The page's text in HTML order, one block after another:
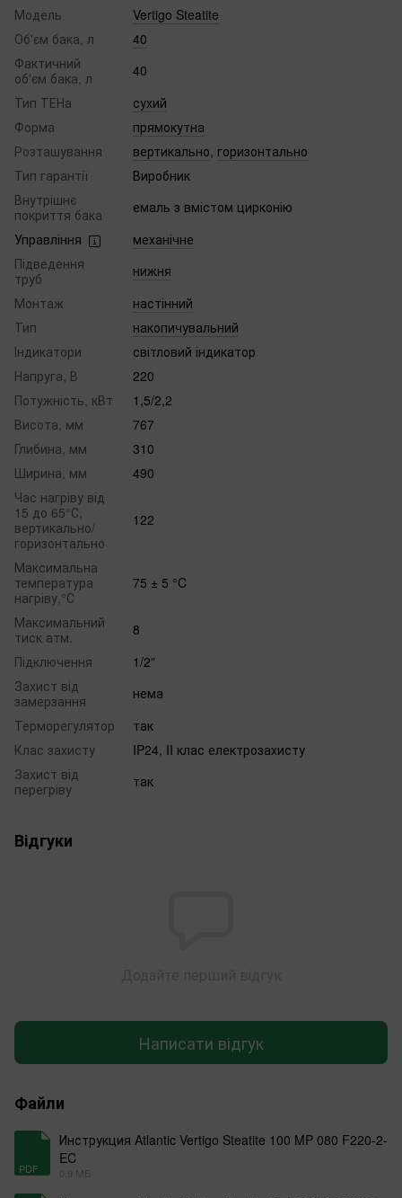
Модель
Vertigo Steatite
Об'єм бака, л
40
Фактичний
об'єм бака, л
40
Тип ТЕНа
сухий
Форма
прямокутна
Розташування
вертикально, горизонтально
Тип гарантії
Виробник
Внутрішнє
покриття бака
емаль з вмістом цирконію
Управління
механічне
Підведення
труб
нижня
Монтаж
настінний
Тип
накопичувальний
Індикатори
світловий індикатор
Напруга, В
220
Потужність, кВт
1,5/2,2
Висота, мм
767
Глибина, мм
310
Ширина, мм
490
Час нагріву від
15 до 65°С,
вертикально/
горизонтально
122
Максимальна
температура
нагріву,°С
75 ± 5 °C
Максимальний
тиск атм.
8
Підключення
1/2"
Захист від
замерзання
нема
Терморегулятор
так
Клас захисту
IP24, II клас електрозахисту
Захист від
перегріву
так
Відгуки
Написати відгук
Файли
PDF
Инструкция Atlantic Vertigo Steatite 100 MP 080 F220-2-
EC
0.9 МБ